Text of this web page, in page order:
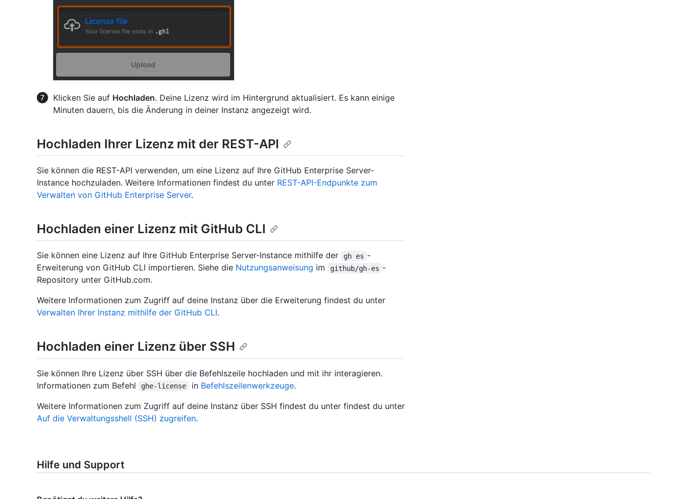
Klicken Sie auf Hochladen. Deine Lizenz wird im Hintergrund aktualisiert. Es kann einige
Minuten dauern, bis die Änderung in deiner Instanz angezeigt wird.
Hochladen Ihrer Lizenz mit der REST-API
Sie können die REST-API verwenden, um eine Lizenz auf Ihre GitHub Enterprise Server-
Instance hochzuladen. Weitere Informationen findest du unter REST-API-Endpunkte zum
Verwalten von GitHub Enterprise Server.
Hochladen einer Lizenz mit GitHub CLI
Sie können eine Lizenz auf Ihre GitHub Enterprise Server-Instance mithilfe der gh es -
Erweiterung von GitHub CLI importieren. Siehe die Nutzungsanweisung im github/gh-es -
Repository unter GitHub.com.
Weitere Informationen zum Zugriff auf deine Instanz über die Erweiterung findest du unter
Verwalten Ihrer Instanz mithilfe der GitHub CLI.
Hochladen einer Lizenz über SSH
Sie können Ihre Lizenz über SSH über die Befehlszeile hochladen und mit ihr interagieren.
Informationen zum Befehl
ghe-license in Befehlszeilenwerkzeuge.
Weitere Informationen zum Zugriff auf deine Instanz über SSH findest du unter findest du unter
Auf die Verwaltungsshell (SSH) zugreifen.
Hilfe und Support